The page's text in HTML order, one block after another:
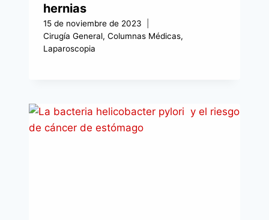
hernias
15 de noviembre de 2023
Cirugía General, Columnas Médicas,
Laparoscopia